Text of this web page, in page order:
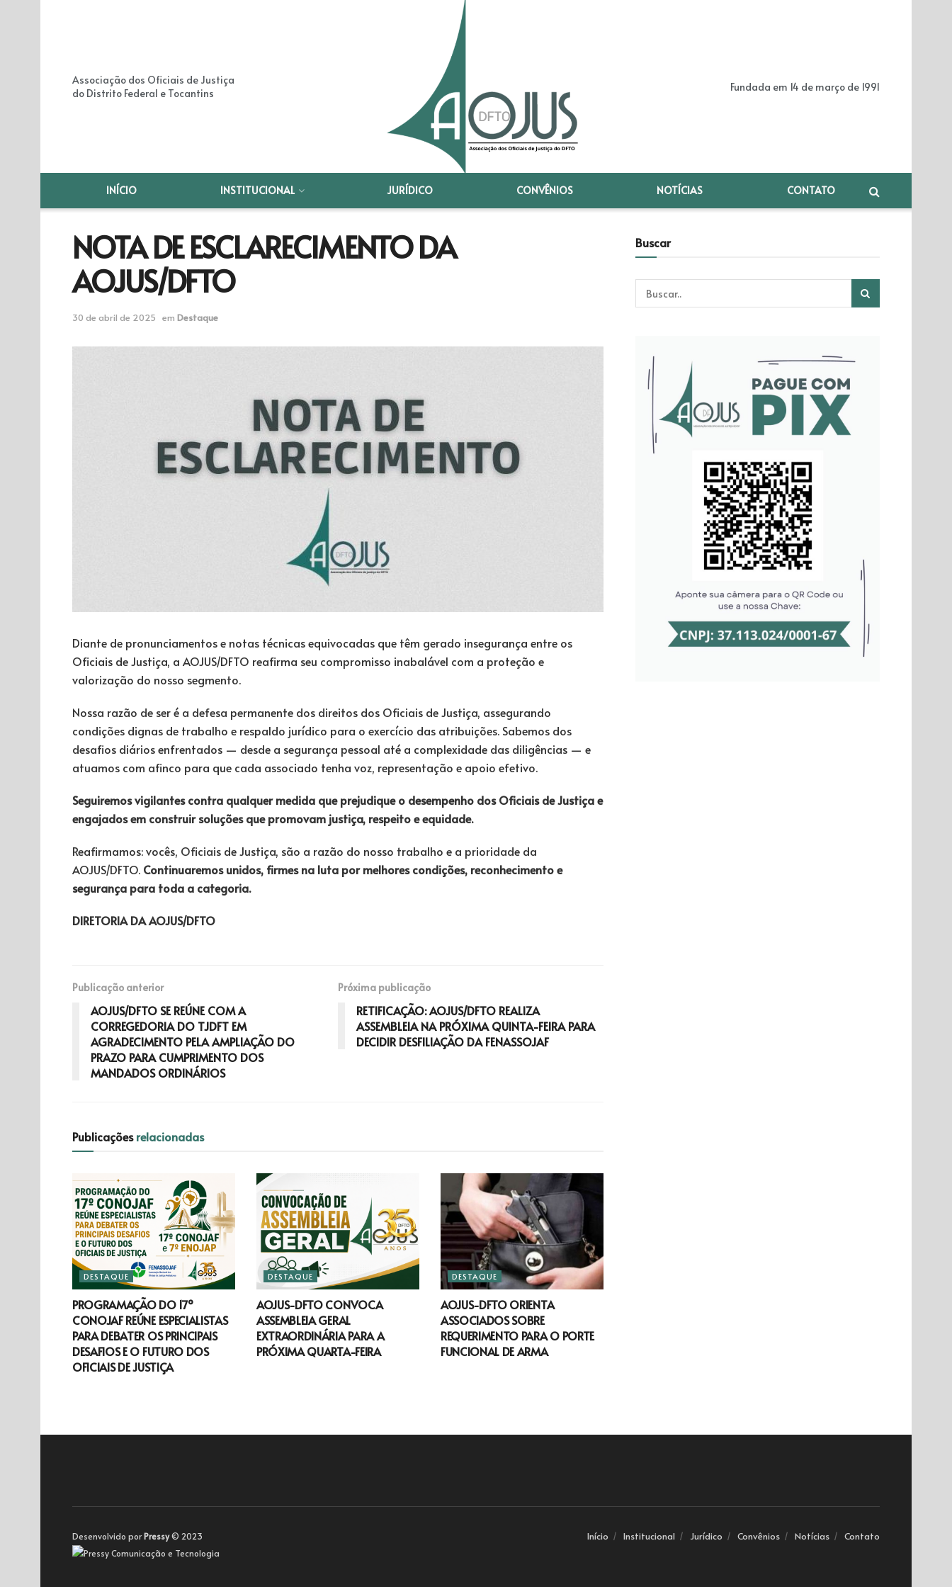
Associação dos Oficiais de Justiça
do Distrito Federal e Tocantins
Fundada em 14 de março de 1991
INÍCIO INSTITUCIONAL JURÍDICO CONVÊNIOS NOTÍCIAS CONTATO
NOTA DE ESCLARECIMENTO DA
AOJUS/DFTO
30 de abril de 2025 em Destaque
Diante de pronunciamentos e notas técnicas equivocadas que têm gerado insegurança entre os
Oficiais de Justiça, a AOJUS/DFTO reafirma seu compromisso inabalável com a proteção e
valorização do nosso segmento.
Nossa razão de ser é a defesa permanente dos direitos dos Oficiais de Justiça, assegurando
condições dignas de trabalho e respaldo jurídico para o exercício das atribuições. Sabemos dos
desafios diários enfrentados — desde a segurança pessoal até a complexidade das diligências — e
atuamos com afinco para que cada associado tenha voz, representação e apoio efetivo.
Seguiremos vigilantes contra qualquer medida que prejudique o desempenho dos Oficiais de Justiça e
engajados em construir soluções que promovam justiça, respeito e equidade.
Reafirmamos: vocês, Oficiais de Justiça, são a razão do nosso trabalho e a prioridade da
AOJUS/DFTO. Continuaremos unidos, firmes na luta por melhores condições, reconhecimento e
segurança para toda a categoria.
DIRETORIA DA AOJUS/DFTO
Publicação anterior
AOJUS/DFTO SE REÚNE COM A
CORREGEDORIA DO TJDFT EM
AGRADECIMENTO PELA AMPLIAÇÃO DO
PRAZO PARA CUMPRIMENTO DOS
MANDADOS ORDINÁRIOS
Próxima publicação
RETIFICAÇÃO: AOJUS/DFTO REALIZA
ASSEMBLEIA NA PRÓXIMA QUINTA-FEIRA PARA
DECIDIR DESFILIAÇÃO DA FENASSOJAF
Publicaçõesrelacionadas
DESTAQUE
PROGRAMAÇÃO DO 17º
CONOJAF REÚNE ESPECIALISTAS
PARA DEBATER OS PRINCIPAIS
DESAFIOS E O FUTURO DOS
OFICIAIS DE JUSTIÇA
DESTAQUE
AOJUS-DFTO CONVOCA
ASSEMBLEIA GERAL
EXTRAORDINÁRIA PARA A
PRÓXIMA QUARTA-FEIRA
DESTAQUE
AOJUS-DFTO ORIENTA
ASSOCIADOS SOBRE
REQUERIMENTO PARA O PORTE
FUNCIONAL DE ARMA
Buscar
Início Institucional Jurídico Convênios Notícias Contato
Desenvolvido porPressy© 2023